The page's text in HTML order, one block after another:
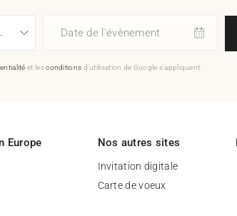
Date de l'évènement
et lesconditions d'utilisation de Google s'appliquent.
Europe Nos autres sites
Invitation digitale
Carte de voeux